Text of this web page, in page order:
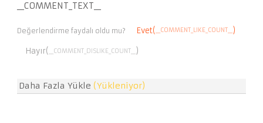
__COMMENT_TEXT__
Değerlendirme faydalı oldu mu? Evet( __COMMENT_LIKE_COUNT__ )
Hayır( __COMMENT_DISLIKE_COUNT__ )
Daha Fazla Yükle (Yükleniyor)